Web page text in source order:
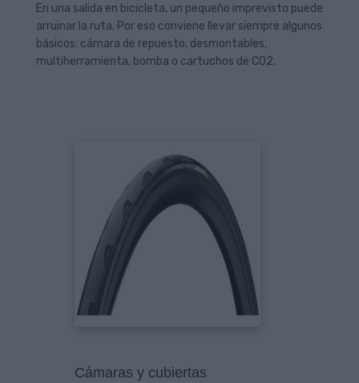
En una salida en bicicleta, un pequeño imprevisto puede
arruinar la ruta. Por eso conviene llevar siempre algunos
básicos: cámara de repuesto, desmontables,
multiherramienta, bomba o cartuchos de CO2.
Cámaras y cubiertas